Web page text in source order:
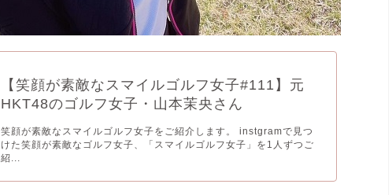
【笑顔が素敵なスマイルゴルフ女子#111】元
HKT48のゴルフ女子・山本茉央さん
笑顔が素敵なスマイルゴルフ女子をご紹介します。 instgramで見つ
けた笑顔が素敵なゴルフ女子、「スマイルゴルフ女子」を1人ずつご
紹...